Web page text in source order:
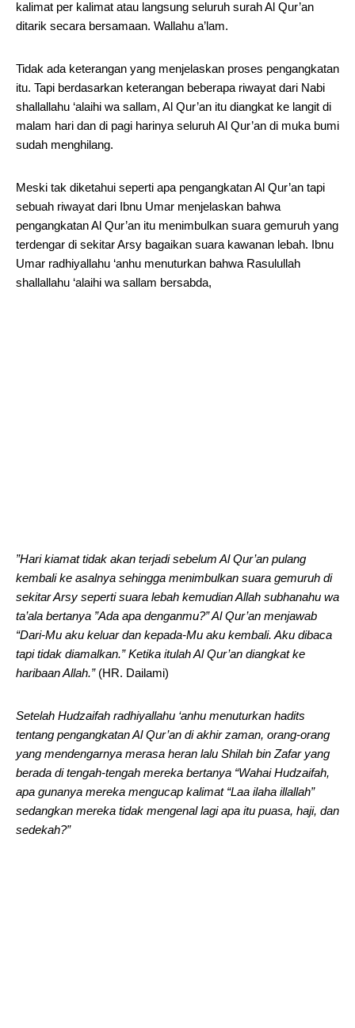
kalimat per kalimat atau langsung seluruh surah Al Qur’an
ditarik secara bersamaan. Wallahu a’lam.
Tidak ada keterangan yang menjelaskan proses pengangkatan
itu. Tapi berdasarkan keterangan beberapa riwayat dari Nabi
shallallahu ‘alaihi wa sallam, Al Qur’an itu diangkat ke langit di
malam hari dan di pagi harinya seluruh Al Qur’an di muka bumi
sudah menghilang.
Meski tak diketahui seperti apa pengangkatan Al Qur’an tapi
sebuah riwayat dari Ibnu Umar menjelaskan bahwa
pengangkatan Al Qur’an itu menimbulkan suara gemuruh yang
terdengar di sekitar Arsy bagaikan suara kawanan lebah. Ibnu
Umar radhiyallahu ‘anhu menuturkan bahwa Rasulullah
shallallahu ‘alaihi wa sallam bersabda,
”Hari kiamat tidak akan terjadi sebelum Al Qur’an pulang
kembali ke asalnya sehingga menimbulkan suara gemuruh di
sekitar Arsy seperti suara lebah kemudian Allah subhanahu wa
ta’ala bertanya ”Ada apa denganmu?” Al Qur’an menjawab
“Dari-Mu aku keluar dan kepada-Mu aku kembali. Aku dibaca
tapi tidak diamalkan.” Ketika itulah Al Qur’an diangkat ke
haribaan Allah.”(HR. Dailami)
Setelah Hudzaifah radhiyallahu ‘anhu menuturkan hadits
tentang pengangkatan Al Qur’an di akhir zaman, orang-orang
yang mendengarnya merasa heran lalu Shilah bin Zafar yang
berada di tengah-tengah mereka bertanya “Wahai Hudzaifah,
apa gunanya mereka mengucap kalimat “Laa ilaha illallah”
sedangkan mereka tidak mengenal lagi apa itu puasa, haji, dan
sedekah?”